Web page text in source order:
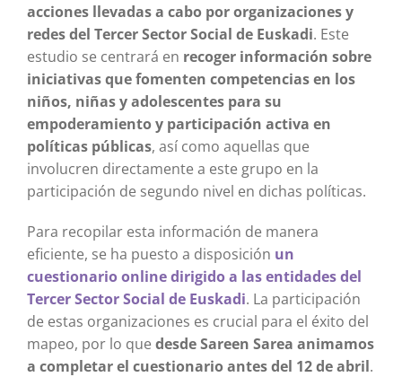
acciones llevadas a cabo por organizaciones y
redes del Tercer Sector Social de Euskadi. Este
estudio se centrará en recoger información sobre
iniciativas que fomenten competencias en los
niños, niñas y adolescentes para su
empoderamiento y participación activa en
políticas públicas, así como aquellas que
involucren directamente a este grupo en la
participación de segundo nivel en dichas políticas.
Para recopilar esta información de manera
eficiente, se ha puesto a disposición un
cuestionario online dirigido a las entidades del
Tercer Sector Social de Euskadi. La participación
de estas organizaciones es crucial para el éxito del
mapeo, por lo que desde Sareen Sarea animamos
a completar el cuestionario antes del 12 de abril.